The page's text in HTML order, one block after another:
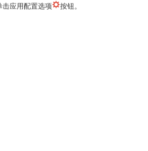
击应用配置选项
按钮。